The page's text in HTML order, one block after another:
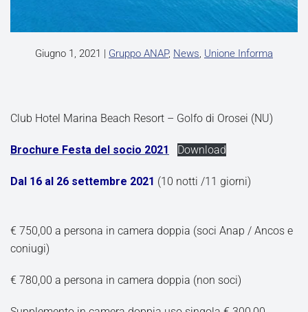
Giugno 1, 2021 | Gruppo ANAP, News, Unione Informa
Club Hotel Marina Beach Resort – Golfo di Orosei (NU)
Brochure Festa del socio 2021 Download
Dal 16 al 26 settembre 2021 (10 notti /11 giorni)
€ 750,00 a persona in camera doppia (soci Anap / Ancos e
coniugi)
€ 780,00 a persona in camera doppia (non soci)